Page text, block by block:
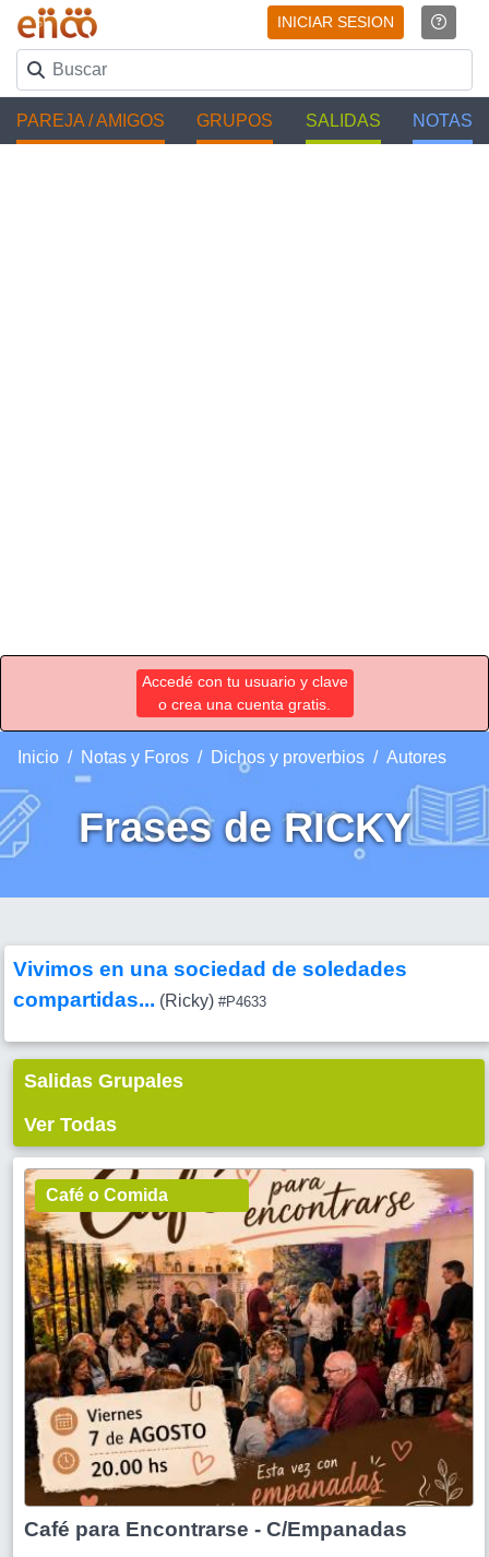
INICIAR SESION
PAREJA / AMIGOS GRUPOS SALIDAS NOTAS
Accedé con tu usuario y clave
o crea una cuenta gratis.
Inicio Notas y Foros Dichos y proverbios Autores
Frases de RICKY
Vivimos en una sociedad de soledades
compartidas... (Ricky) #P4633
Salidas Grupales
Ver Todas
Café o Comida
Café para Encontrarse - C/Empanadas